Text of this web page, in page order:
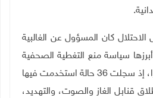
.
كان المسؤول عن الغالبية
سياسة منع التغطية الصحفية
باعتبارها النمط الأكثر تكرارا، إذ سجلت 36 حالة استخدمت فيها
قنابل الغاز والصوت، والتهديد،